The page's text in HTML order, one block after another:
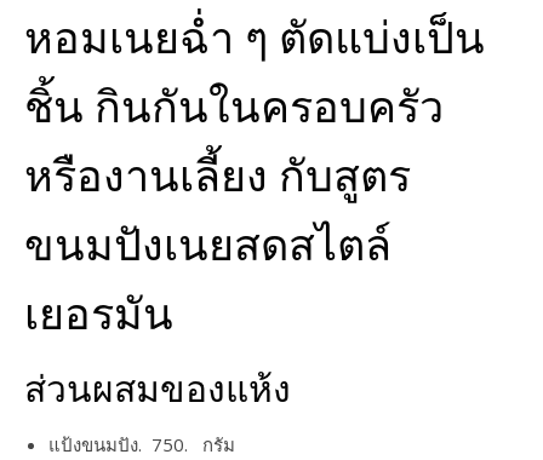
หอมเนยฉ่ำ ๆ ตัดแบ่งเป็น
ชิ้น กินกันในครอบครัว
หรืองานเลี้ยง กับสูตร
ขนมปังเนยสดสไตล์
เยอรมัน
ส่วนผสมของแห้ง
แป้งขนมปัง. 750. กรัม